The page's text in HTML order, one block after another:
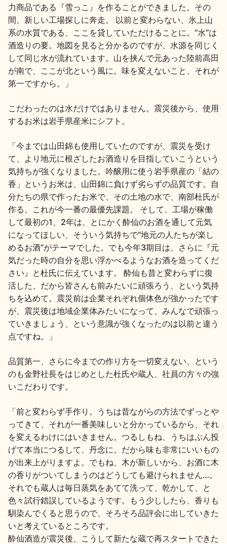
イベント情報TOP 新商品・おすすめ商品
地酒蔵元会WEB展示会 地酒蔵元会利酒会
美味しい地酒の選び方
地酒蔵元会とは
お問い合わせ
力商品である『雪っこ』を作ることができました。その
間、新しい工場探しに奔走。 以前と変わらない、氷上山
系の水質である、ここを貸していただけることに。“水”は
酒造りの要。地図を見ると分かるのですが、水源を同じく
して同じ水が流れています。山を挟んで元あった陸前高田
が南で、ここが北という風に。味を変えないこと、それが
第一ですから。」
こだわったのは水だけではありません。震災後から、使用
するお米は岩手県産米にシフト。
「今までは山田錦も使用していたのですが、震災を受け
て、より地元に根ざしたお酒造りを目指していこうという
気持ちが強くなりました。吟醸用に使う岩手県産の「結の
香」というお米は、山田錦に負けず劣らずの品質です。自
分たちの県で作ったお米で、その土地の水で、南部杜氏が
作る、これが今一番の最優先課題。 そして、工場が稼働
して最初の1、2年は、とにかく酔仙のお酒を通して元気
になってほしい、そういう気持ちで“地元の人たちが楽し
めるお酒”がテーマでした。でも今年3期目は、さらに『元
気だった時の自分を思い浮かべるようなお酒を造ってくだ
さい』と杜氏に伝えています。 酔仙も昔と変わらずに復
活した、だから皆さんも前みたいに頑張ろう、という気持
ちを込めて。震災前は企業それぞれ個体色が強かったです
が、震災後は地域企業体みたいになって、みんなで頑張っ
ていきましょう、という意識が強くなったのは以前と違う
点ですね。」
品質第一、さらに今までの作り方を一切変えない、という
のも金野社長をはじめとした杜氏や蔵人、社員の方々の強
いこだわりです。
「前と変わらず手作り。うちは昔ながらの方法でずっとや
ってきて、それが一番美味しいと分かっているから、それ
を変えるわけにはいきません。つるしもね、うちはぶん投
げて本当につるして、丹念に。だから味も非常にいいもの
が出来上がりますよ。でもね、木が新しいから、お酒に木
の香りがついてしまうのはどうしても避けられません…。
それでも蔵人は毎日蒸気をあてて洗って、乾かして、と
色々試行錯誤しているようです。もう少ししたら、香りも
馴染んでくると思うので、そろそろ品評会に出していきた
いと考えているところです。
酔仙酒造が震災後、こうして新たな蔵で再スタートできた